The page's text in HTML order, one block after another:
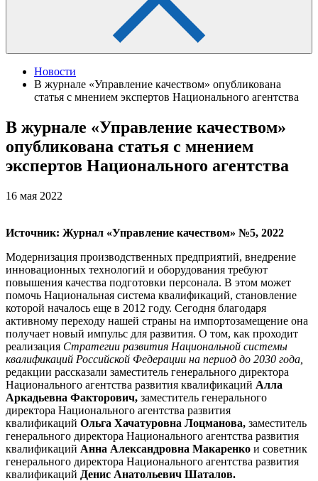
Новости
В журнале «Управление качеством» опубликована
статья с мнением экспертов Национального агентства
В журнале «Управление качеством»
опубликована статья с мнением
экспертов Национального агентства
16 мая 2022
Источник: Журнал «Управление качеством» №5, 2022
Модернизация производственных предприятий, внедрение
инновационных технологий и оборудования требуют
повышения качества подготовки персонала. В этом может
помочь Национальная система квалификаций, становление
которой началось еще в 2012 году. Сегодня благодаря
активному переходу нашей страны на импортозамещение она
получает новый импульс для развития. О том, как проходит
реализация Стратегии развития Национальной системы
квалификаций Российской Федерации на период до 2030 года,
редакции рассказали заместитель генерального директора
Национального агентства развития квалификаций Алла
Аркадьевна Факторович, заместитель генерального
директора Национального агентства развития
квалификаций Ольга Хачатуровна Лоцманова, заместитель
генерального директора Национального агентства развития
квалификаций Анна Александровна Макаренко и советник
генерального директора Национального агентства развития
квалификаций Денис Анатольевич Шаталов.